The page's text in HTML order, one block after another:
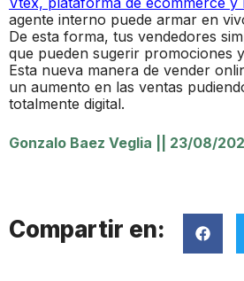
agente interno puede armar en
De esta forma, tus vendedores
que pueden sugerir promociones
Esta nueva manera de vender
un aumento en las ventas
totalmente digital.
Gonzalo Baez Veglia 23/08/
Compartir en: